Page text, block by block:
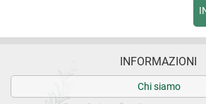
INFORMAZIONI
Chi siamo